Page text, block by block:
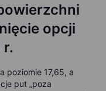
opcji
r.
poziomie 17,65, a
put „poza